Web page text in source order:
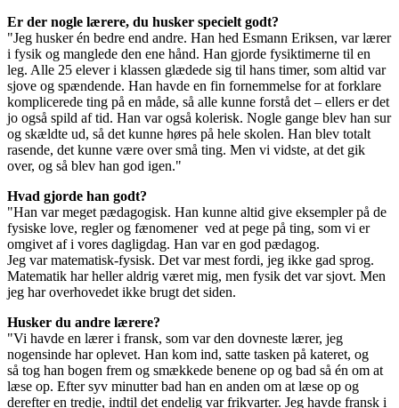
Er der nogle lærere, du husker specielt godt?
"Jeg husker én bedre end andre. Han hed Esmann Eriksen, var lærer
i fysik og manglede den ene hånd. Han gjorde fysiktimerne til en
leg. Alle 25 elever i klassen glædede sig til hans timer, som altid var
sjove og spændende. Han havde en fin fornemmelse for at forklare
komplicerede ting på en måde, så alle kunne forstå det – ellers er det
jo også spild af tid. Han var også kolerisk. Nogle gange blev han sur
og skældte ud, så det kunne høres på hele skolen. Han blev totalt
rasende, det kunne være over små ting. Men vi vidste, at det gik
over, og så blev han god igen."
Hvad gjorde han godt?
"Han var meget pædagogisk. Han kunne altid give eksempler på de
fysiske love, regler og fænomener ved at pege på ting, som vi er
omgivet af i vores dagligdag. Han var en god pædagog.
Jeg var matematisk-fysisk. Det var mest fordi, jeg ikke gad sprog.
Matematik har heller aldrig været mig, men fysik det var sjovt. Men
jeg har overhovedet ikke brugt det siden.
Husker du andre lærere?
"Vi havde en lærer i fransk, som var den dovneste lærer, jeg
nogensinde har oplevet. Han kom ind, satte tasken på kateret, og
så tog han bogen frem og smækkede benene op og bad så én om at
læse op. Efter syv minutter bad han en anden om at læse op og
derefter en tredje, indtil det endelig var frikvarter. Jeg havde fransk i